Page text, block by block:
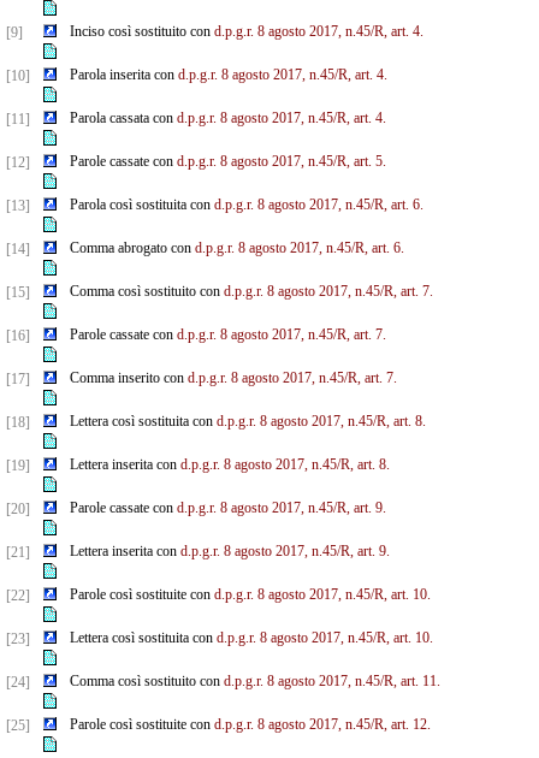
[9] Inciso così sostituito con d.p.g.r. 8 agosto 2017, n.45/R, art. 4.
[10] Parola inserita con d.p.g.r. 8 agosto 2017, n.45/R, art. 4.
[11] Parola cassata con d.p.g.r. 8 agosto 2017, n.45/R, art. 4.
[12] Parole cassate con d.p.g.r. 8 agosto 2017, n.45/R, art. 5.
[13] Parola così sostituita con d.p.g.r. 8 agosto 2017, n.45/R, art. 6.
[14] Comma abrogato con d.p.g.r. 8 agosto 2017, n.45/R, art. 6.
[15] Comma così sostituito con d.p.g.r. 8 agosto 2017, n.45/R, art. 7.
[16] Parole cassate con d.p.g.r. 8 agosto 2017, n.45/R, art. 7.
[17] Comma inserito con d.p.g.r. 8 agosto 2017, n.45/R, art. 7.
[18] Lettera così sostituita con d.p.g.r. 8 agosto 2017, n.45/R, art. 8.
[19] Lettera inserita con d.p.g.r. 8 agosto 2017, n.45/R, art. 8.
[20] Parole cassate con d.p.g.r. 8 agosto 2017, n.45/R, art. 9.
[21] Lettera inserita con d.p.g.r. 8 agosto 2017, n.45/R, art. 9.
[22] Parole così sostituite con d.p.g.r. 8 agosto 2017, n.45/R, art. 10.
[23] Lettera così sostituita con d.p.g.r. 8 agosto 2017, n.45/R, art. 10.
[24] Comma così sostituito con d.p.g.r. 8 agosto 2017, n.45/R, art. 11.
[25] Parole così sostituite con d.p.g.r. 8 agosto 2017, n.45/R, art. 12.